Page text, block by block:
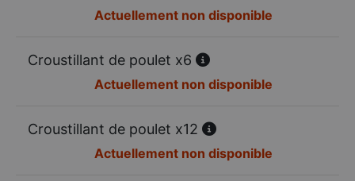
Actuellement non disponible
Croustillant de poulet x6
Actuellement non disponible
Croustillant de poulet x12
Actuellement non disponible